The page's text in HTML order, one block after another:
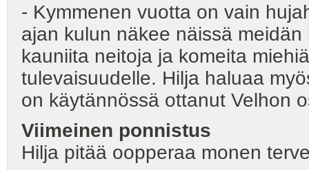
- Kymmenen vuotta on vain
ajan kulun näkee näissä
kauniita neitoja ja komeita
tulevaisuudelle. Hilja haluaa
on käytännössä ottanut Velhon
Viimeinen ponnistus
Hilja pitää oopperaa monen